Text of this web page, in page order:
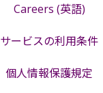
Careers (英語)
サービスの利用条件
個人情報保護規定